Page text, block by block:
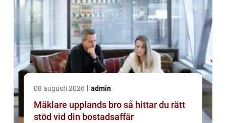
08 augusti 2026 admin
Mäklare upplands bro så hittar du rätt
stöd vid din bostadsaffär